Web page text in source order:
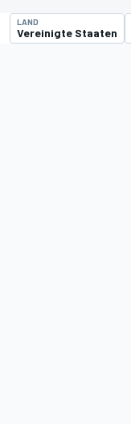
LAND
Vereinigte Staaten